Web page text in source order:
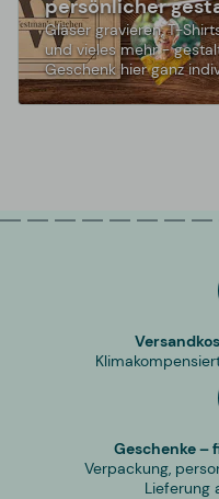
persönlicher
Gläser gravieren, T-
und vieles mehr -
Geschenk hier ganz
Geschenke –
Verpackung,
Lieferung